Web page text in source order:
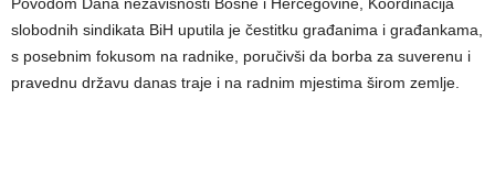
Povodom Dana nezavisnosti Bosne i Hercegovine, Koordinacija
slobodnih sindikata BiH uputila je čestitku građanima i građankama,
s posebnim fokusom na radnike, poručivši da borba za suverenu i
pravednu državu danas traje i na radnim mjestima širom zemlje.